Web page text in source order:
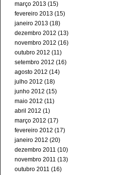
março 2013 (15)
fevereiro 2013 (15)
janeiro 2013 (18)
dezembro 2012 (13)
novembro 2012 (16)
outubro 2012 (11)
setembro 2012 (16)
agosto 2012 (14)
julho 2012 (18)
junho 2012 (15)
maio 2012 (11)
abril 2012 (1)
março 2012 (17)
fevereiro 2012 (17)
janeiro 2012 (20)
dezembro 2011 (10)
novembro 2011 (13)
outubro 2011 (16)